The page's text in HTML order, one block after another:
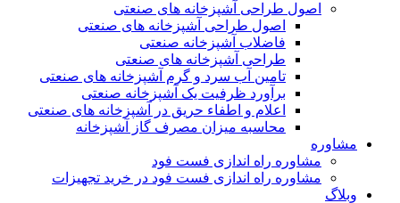
اصول طراحی آشپزخانه های صنعتی
اصول طراحی آشپزخانه های صنعتی
فاضلاب آشپزخانه صنعتی
طراحی آشپزخانه های صنعتی
تامین آب سرد و گرم آشپزخانه های صنعتی
برآورد ظرفیت یک آشپزخانه صنعتی
اعلام و اطفاء حریق در آشپزخانه های صنعتی
محاسبه میزان مصرف گاز آشپزخانه
مشاوره
مشاوره راه اندازی فست فود
مشاوره راه اندازی فست فود در خرید تجهیزات
وبلاگ